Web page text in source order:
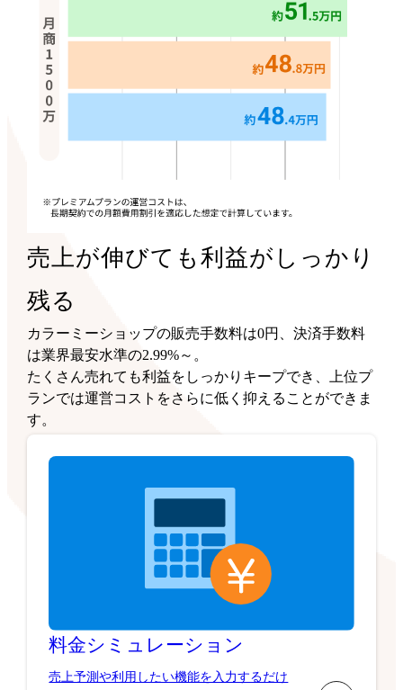
売上が伸びても利益がしっかり
残る
カラーミーショップの販売手数料は0円、決済手数料
は業界最安水準の2.99%～。
たくさん売れても利益をしっかりキープでき、上位プ
ランでは運営コストをさらに低く抑えることができま
す。
料金シミュレーション
売上予測や利用したい機能を入力するだけ